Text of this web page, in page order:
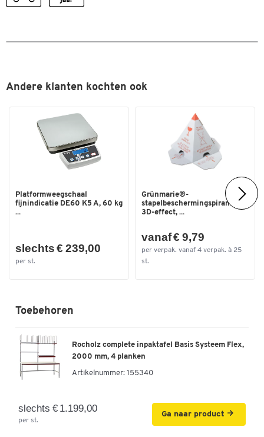
Andere klanten kochten ook
Platformweegschaal
fijnindicatie DE60 K5 A, 60 kg
...
slechts € 239,00
per st.
Grünmarie®-
stapelbeschermingspiramide,
3D-effect, ...
vanaf € 9,79
per verpak. vanaf 4 verpak. à 25
st.
Toebehoren
Rocholz complete inpaktafel Basis Systeem Flex,
2000 mm, 4 planken
Artikelnummer: 155340
slechts € 1.199,00
per st.
Ga naar product